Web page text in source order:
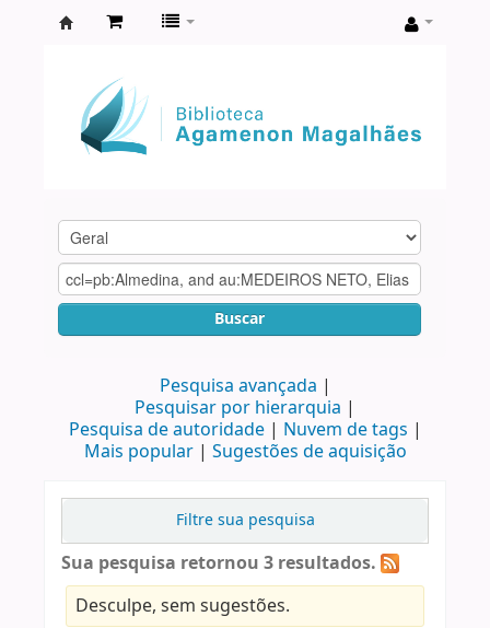
Agamenon
Magalhães
Buscar
Pesquisa avançada
Pesquisar por hierarquia
Pesquisa de autoridade
Nuvem de tags
Mais popular
Sugestões de aquisição
Filtre sua pesquisa
Sua pesquisa retornou 3 resultados.
Desculpe, sem sugestões.